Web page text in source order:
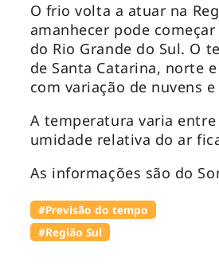
O frio volta a atuar na
amanhecer pode
do Rio Grande do Sul. O
de Santa Catarina, norte
com variação de nuvens
A temperatura varia
umidade relativa do ar
As informações são do
#Previsão do tempo
#Região Sul